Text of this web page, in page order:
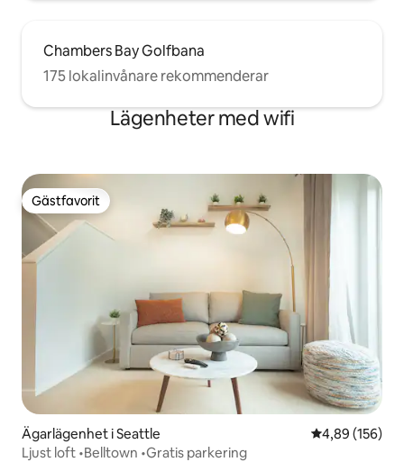
Chambers Bay Golfbana
175 lokalinvånare rekommenderar
Lägenheter med wifi
Gästfavorit
Gästfavorit
Ägarlägenhet i Seattle 4,89 av 5 i
4,89 (156)
Ljust loft •Belltown •Gratis parkering